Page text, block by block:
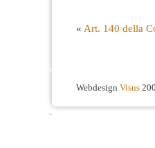
« Art. 140 della
Webdesign Visus